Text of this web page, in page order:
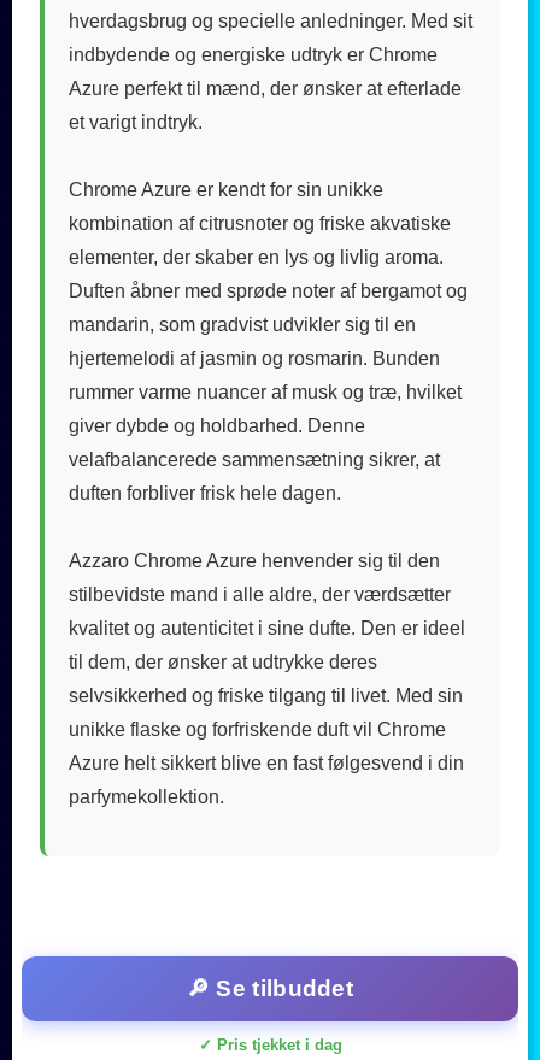
hverdagsbrug og specielle anledninger. Med sit
indbydende og energiske udtryk er Chrome
Azure perfekt til mænd, der ønsker at efterlade
et varigt indtryk.
Chrome Azure er kendt for sin unikke
kombination af citrusnoter og friske akvatiske
elementer, der skaber en lys og livlig aroma.
Duften åbner med sprøde noter af bergamot og
mandarin, som gradvist udvikler sig til en
hjertemelodi af jasmin og rosmarin. Bunden
rummer varme nuancer af musk og træ, hvilket
giver dybde og holdbarhed. Denne
velafbalancerede sammensætning sikrer, at
duften forbliver frisk hele dagen.
Azzaro Chrome Azure henvender sig til den
stilbevidste mand i alle aldre, der værdsætter
kvalitet og autenticitet i sine dufte. Den er ideel
til dem, der ønsker at udtrykke deres
selvsikkerhed og friske tilgang til livet. Med sin
unikke flaske og forfriskende duft vil Chrome
Azure helt sikkert blive en fast følgesvend i din
parfymekollektion.
🔎 Se tilbuddet
✓ Pris tjekket i dag